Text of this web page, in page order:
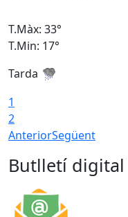
T.Màx: 33°
T.Min: 17°
Tarda
1
2
AnteriorSegüent
Butlletí digital